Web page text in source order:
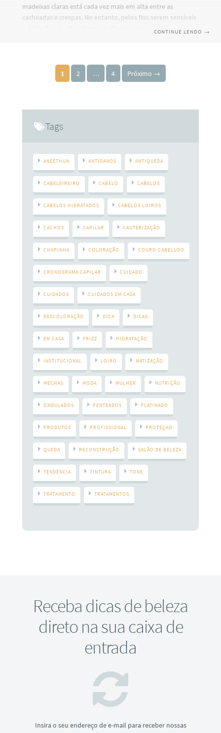
madeixas claras está cada vez mais em alta entre as
cacheadas e crespas. No entanto, pelos fios serem sensíveis
e delicados, muitas dessas mulheres acabam danificando,
coloridos. Saúde do fio É imprescindível que o cabelo esteja
com a saúde em dia antes de qualquer procedimento
CONTINUE LENDO →
Paginação de posts
1 2 … 4 Próximo →
Tags
ANEETHUN ANTIDANOS ANTIQUEDA
CABELEIREIRO CABELO CABELOS
CABELOS HIDRATADOS CABELOS LOIROS
CACHOS CAPILAR CAUTERIZAÇÃO
CHAPINHA COLORAÇÃO COURO CABELUDO
CRONOGRAMA CAPILAR CUIDADO
CUIDADOS CUIDADOS EM CASA
DESCOLORAÇÃO DICA DICAS
EM CASA FRIZZ HIDRATAÇÃO
INSTITUCIONAL LOIRO MATIZAÇÃO
MECHAS MODA MULHER NUTRIÇÃO
ONDULADOS PENTEADOS PLATINADO
PRODUTOS PROFISSIONAL PROTEÇAO
QUEDA RECONSTRUÇÃO SALÃO DE BELEZA
TENDÊNCIA TINTURA TONE
TRATAMENTO TRATAMENTOS
Receba dicas de beleza
direto na sua caixa de
entrada
Insira o seu endereço de e-mail para receber nossas